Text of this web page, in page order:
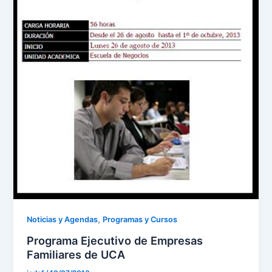
Noticias y Agendas, Programas y Cursos
Programa Ejecutivo de Empresas
Familiares de UCA